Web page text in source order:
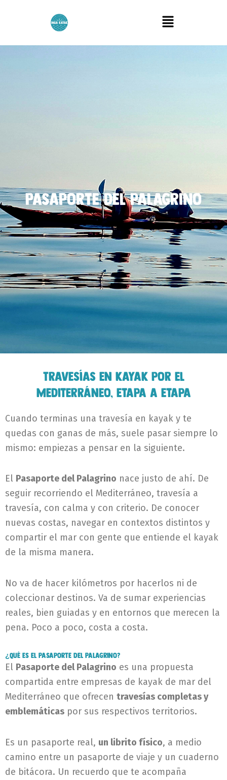
Menú
Pasaporte del palagrino
Travesías en kayak por el
Mediterráneo, etapa a etapa
Cuando terminas una travesía en kayak y te
quedas con ganas de más, suele pasar siempre lo
mismo: empiezas a pensar en la siguiente.
El Pasaporte del Palagrino nace justo de ahí. De
seguir recorriendo el Mediterráneo, travesía a
travesía, con calma y con criterio. De conocer
nuevas costas, navegar en contextos distintos y
compartir el mar con gente que entiende el kayak
de la misma manera.
No va de hacer kilómetros por hacerlos ni de
coleccionar destinos. Va de sumar experiencias
reales, bien guiadas y en entornos que merecen la
pena. Poco a poco, costa a costa.
¿Qué es el Pasaporte del Palagrino?
El Pasaporte del Palagrino es una propuesta
compartida entre empresas de kayak de mar del
Mediterráneo que ofrecen travesías completas y
emblemáticas por sus respectivos territorios.
Es un pasaporte real, un librito físico, a medio
camino entre un pasaporte de viaje y un cuaderno
de bitácora. Un recuerdo que te acompaña